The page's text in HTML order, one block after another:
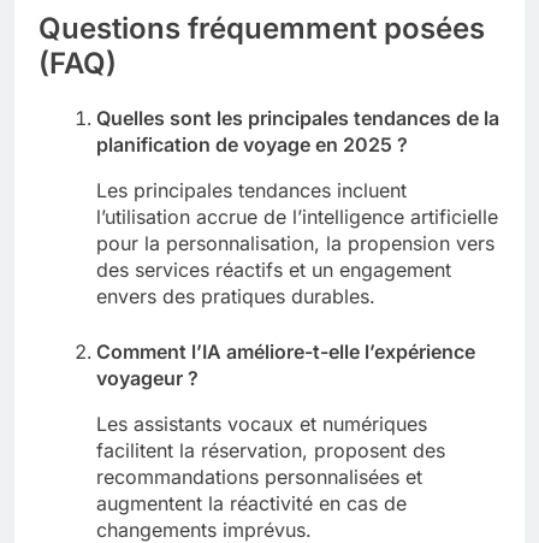
Questions fréquemment posées
(FAQ)
Quelles sont les principales tendances de la
planification de voyage en 2025 ?
Les principales tendances incluent
l’utilisation accrue de l’intelligence artificielle
pour la personnalisation, la propension vers
des services réactifs et un engagement
envers des pratiques durables.
Comment l’IA améliore-t-elle l’expérience
voyageur ?
Les assistants vocaux et numériques
facilitent la réservation, proposent des
recommandations personnalisées et
augmentent la réactivité en cas de
changements imprévus.